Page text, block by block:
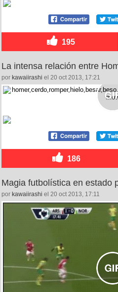
195
La intensa relación entre
por kawaiirashi el 20 oct 2013, 17:21
186
Magia futbolística en estado
por kawaiirashi el 20 oct 2013, 17:11